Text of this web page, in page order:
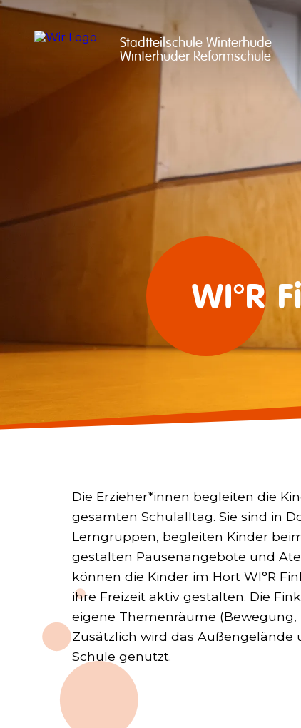
Stadtteilschule Winterhude
Winterhuder Reformschule
WI°R
Die Erzieher*innen begleiten die
gesamten Schulalltag. Sie sind in
Lerngruppen, begleiten Kinder
gestalten Pausenangebote und
können die Kinder im Hort WI°R
ihre Freizeit aktiv gestalten. Die
eigene Themenräume (Bewegung,
Zusätzlich wird das Außengelände
Schule genutzt.